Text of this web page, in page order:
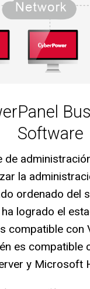
Software
de
la
ordenado del
logrado el
compatible con
es compatible
y Microsoft